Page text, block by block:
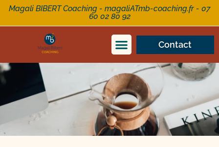
AllerMagali BIBERT Coaching - magaliATmb-coaching.fr - 07
60 02 80 92
Contact